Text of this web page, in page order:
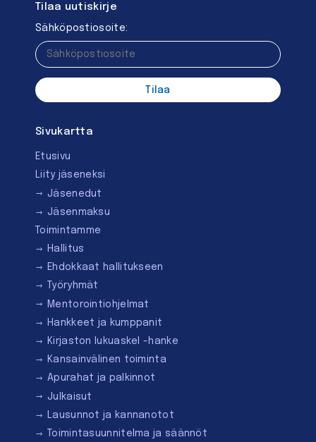
Tilaa uutiskirje
Sähköpostiosoite:
Sivukartta
Etusivu
Liity jäseneksi
Jäsenedut
Jäsenmaksu
Toimintamme
Hallitus
Ehdokkaat hallitukseen
Työryhmät
Mentorointi­ohjelmat
Hankkeet ja kumppanit
Kirjaston lukuaskel -hanke
Kansainvälinen toiminta
Apurahat ja palkinnot
Julkaisut
Lausunnot ja kannanotot
Toimintasuunnitelma ja säännöt